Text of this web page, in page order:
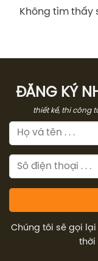
Không tìm thấy
ĐĂNG KÝ
thiết kế, thi công
Chúng tôi sẽ gọi
thời